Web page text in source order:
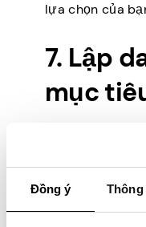
Đồng ý
lựa chọn của
7. Lập
mục
Danh sách
giúp bạn đặt
chính của mình.
trăm kế hoạch